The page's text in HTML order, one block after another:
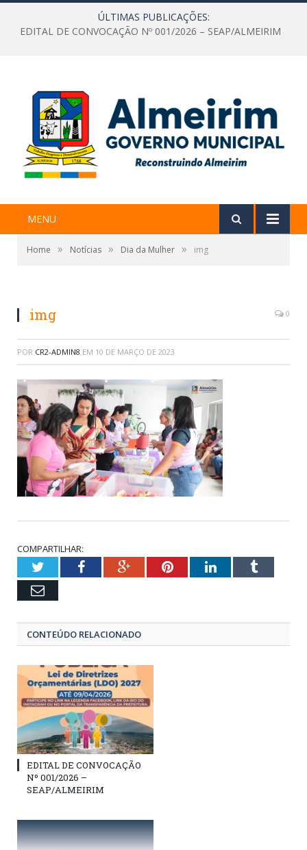
ÚLTIMAS PUBLICAÇÕES:
EDITAL DE CONVOCAÇÃO Nº 001/2026 – SEAP/ALMEIRIM
MENU
Home » Notícias » Dia da Mulher » img
img 0
POR CR2-ADMIN8 EM 10 DE MARÇO DE 2023
COMPARTILHAR:
TwitterFacebookGoogle+PinterestLinkedInTumblr
Email
CONTEÚDO RELACIONADO
EDITAL DE CONVOCAÇÃO
Nº 001/2026 –
SEAP/ALMEIRIM